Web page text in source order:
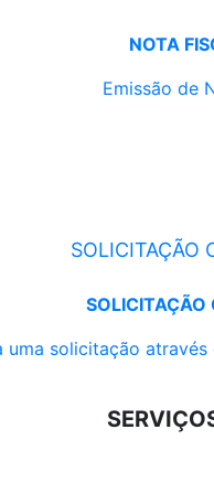
NOTA
Emissão de
SOLICITAÇÃO
SOLICITAÇÃO
uma solicitação